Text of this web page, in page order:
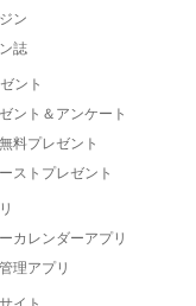
ン
誌
ント
ント＆アンケート
料プレゼント
ストプレゼント
カレンダーアプリ
理アプリ